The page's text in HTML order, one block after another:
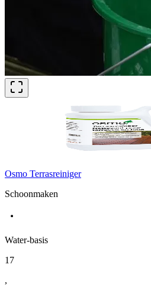
Osmo Terrasreiniger
Schoonmaken
Water-basis
17
,